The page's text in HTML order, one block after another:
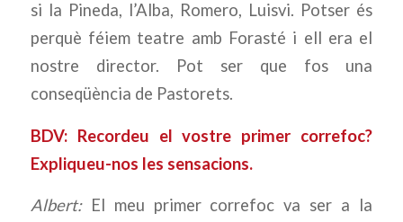
si la Pineda, l’Alba, Romero, Luisvi. Potser és
perquè féiem teatre amb Forasté i ell era el
nostre director. Pot ser que fos una
conseqüència de Pastorets.
BDV: Recordeu el vostre primer correfoc?
Expliqueu-nos les sensacions.
Albert:El meu primer correfoc va ser a la